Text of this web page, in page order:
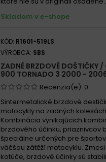
Skladom v e-shope
KÓD: R1601-519LS
VÝROBCA: SBS
ZADNÉ BRZDOVÉ DOŠTIČKY /
900 TORNADO 3 2000 - 2006
Recenzia(e): 0
Sintermetalické brzdové
motocykly na zadných
Kombinácia vynikajúcich
brzdového účinku, priaznivcov
špeciálne určených pre
väčšou zátěží motocyklu.
kotúče, brzdové účinky sú